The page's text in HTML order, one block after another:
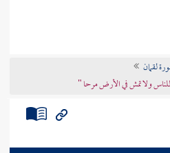
لقمان
ولا تمش في الأرض مرحا "